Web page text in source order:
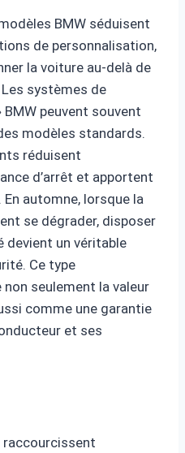
BMW séduisent
de personnalisation,
la voiture au-delà de
systèmes de
peuvent souvent
modèles standards.
réduisent
d’arrêt et apportent
automne, lorsque la
se dégrader, disposer
devient un véritable
Ce type
seulement la valeur
comme une garantie
et ses
raccourcissent